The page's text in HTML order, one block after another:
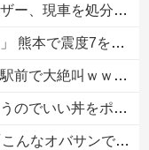
日の納車日に予定を合わせた結果……
人が語る日本の強さに感動の声
叫ｗｗｗｗｗｗｗｗ
でいい丼をポスト
バサンでいいの…？」